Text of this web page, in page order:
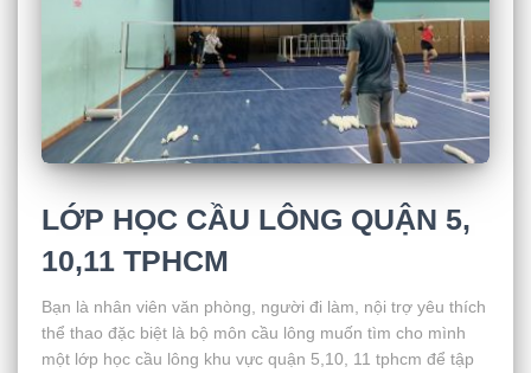
LỚP HỌC CẦU LÔNG QUẬN 5,
10,11 TPHCM
Bạn là nhân viên văn phòng, người đi làm, nội trợ yêu thích
thể thao đặc biệt là bộ môn cầu lông muốn tìm cho mình
một lớp học cầu lông khu vực quận 5,10, 11 tphcm để tập